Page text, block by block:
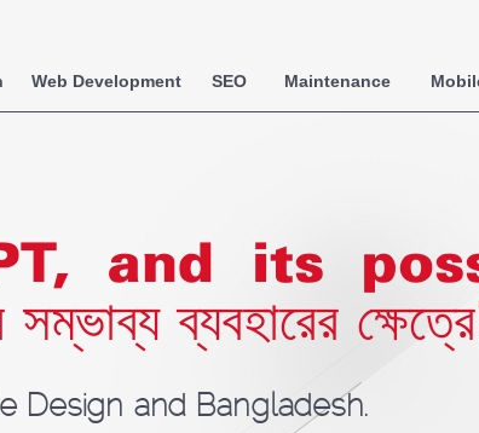
Web Development SEO Maintenance
and its
ব্যবহারের
Design and Bangladesh.